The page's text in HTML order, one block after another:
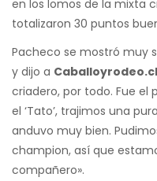
en los lomos de la mixta
totalizaron 30 puntos
Pacheco se mostró muy
y dijo a Caballoyrodeo.cl
criadero, por todo. Fue
el ‘Tato’, trajimos una
anduvo muy bien.
champion, así que
compañero».